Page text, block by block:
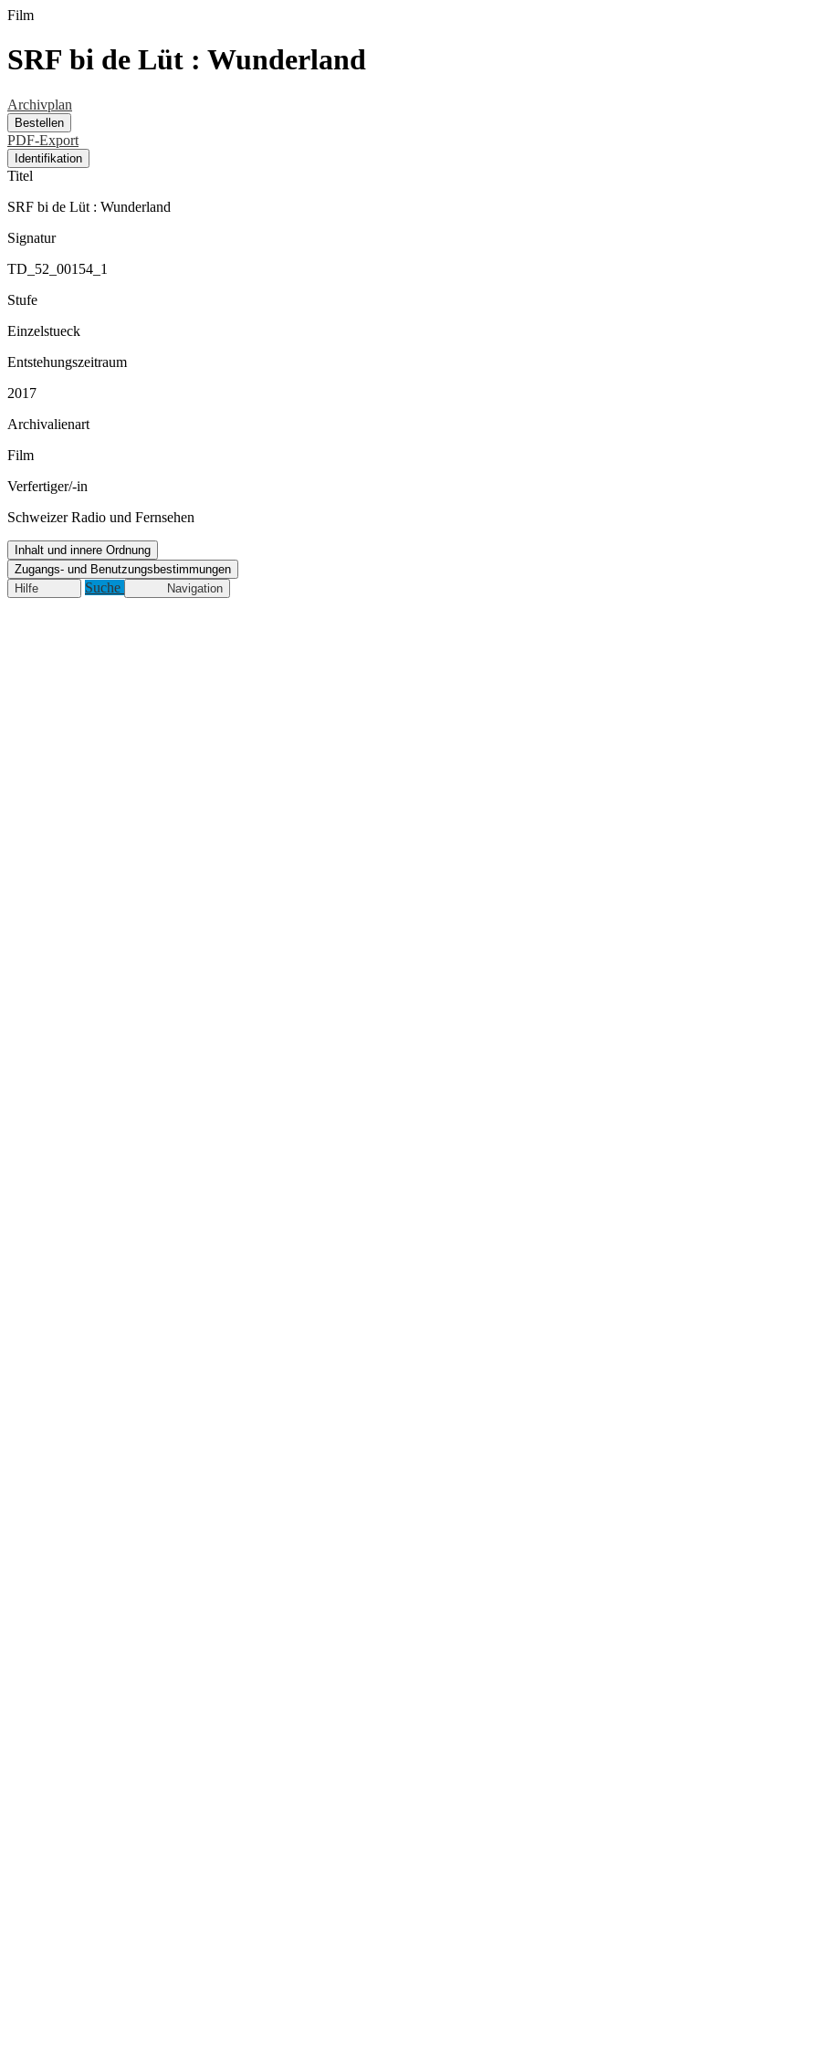
Film
SRF bi de Lüt : Wunderland
Archivplan
Bestellen
PDF-Export
Identifikation
Titel
SRF bi de Lüt : Wunderland
Signatur
TD_52_00154_1
Stufe
Einzelstueck
Entstehungszeitraum
2017
Archivalienart
Film
Verfertiger/-in
Schweizer Radio und Fernsehen
Inhalt und innere Ordnung
Zugangs- und Benutzungsbestimmungen
Hilfe
Suche Navigation